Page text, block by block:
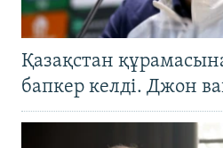
Қазақстан
бапкер келді. Джон